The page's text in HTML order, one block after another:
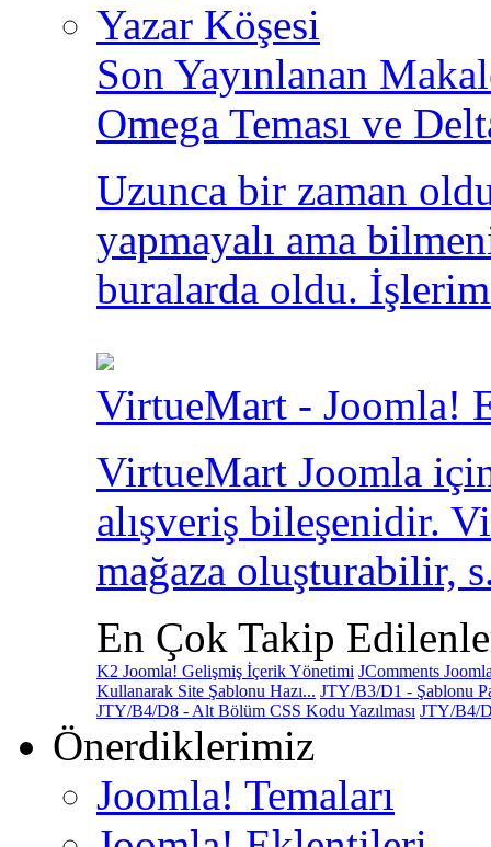
Yazar Köşesi
Son Yayınlanan
Omega Teması ve
Uzunca bir zaman
yapmayalı ama
buralarda oldu.
VirtueMart - Joomla!
VirtueMart Joomla
alışveriş bileşenidir.
mağaza oluşturabilir,
En Çok Takip
K2 Joomla! Gelişmiş İçerik Yönetimi JComments
Kullanarak Site Şablonu Hazı... JTY/B3/D1 - Şablonu
JTY/B4/D8 - Alt Bölüm CSS Kodu Yazılması JTY/B4/
Önerdiklerimiz
Joomla! Temaları